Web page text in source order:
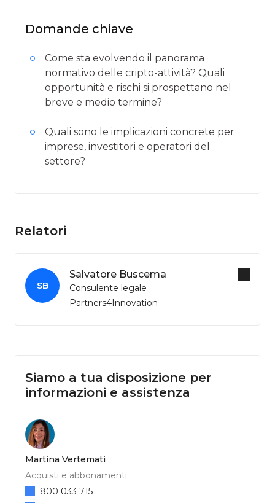
Domande chiave
Come sta evolvendo il panorama
normativo delle cripto-attività? Quali
opportunità e rischi si prospettano nel
breve e medio termine?
Quali sono le implicazioni concrete per
imprese, investitori e operatori del
settore?
Relatori
SB
Salvatore Buscema
Consulente legale
Partners4Innovation
Siamo a tua disposizione per
informazioni e assistenza
Martina Vertemati
Acquisti e abbonamenti
800 033 715